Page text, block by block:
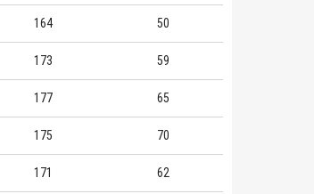
164 50
173 59
177 65
175 70
171 62